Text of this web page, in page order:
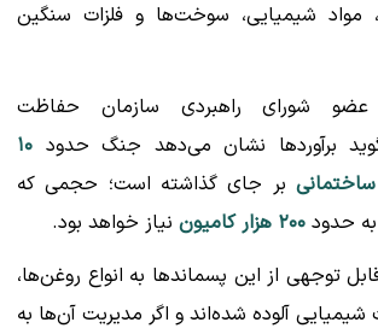
مواد شیمیایی، سوخت‌ها و فلزات سنگین
عضو شورای راهبردی سازمان حفاظت
برآوردها نشان می‌دهد جنگ حدود ۱۰
بر جای گذاشته است؛ حجمی که
حدود ۲۰۰ هزار کامیون
نیاز خواهد بود.
توجهی از این پسماندها به انواع روغن‌ها،
آلوده شده‌اند و اگر مدیریت آن‌ها به